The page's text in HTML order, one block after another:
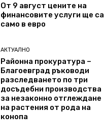
От 9 август цените на
финансовите услуги ще са
само в евро
АКТУАЛНО
Районна прокуратура –
Благоевград ръководи
разследването по три
досъдебни производства
за незаконно отглеждане
на растения от рода на
конопа